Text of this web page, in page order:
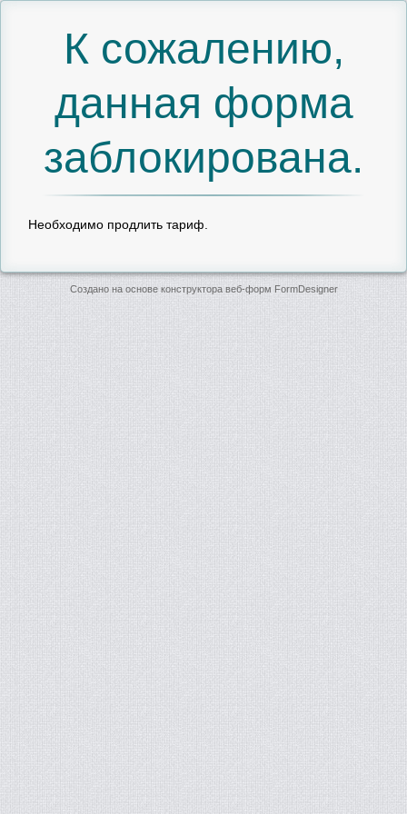
К сожалению,
данная форма
заблокирована.
Необходимо продлить тариф.
Создано на основе конструктора веб-форм FormDesigner